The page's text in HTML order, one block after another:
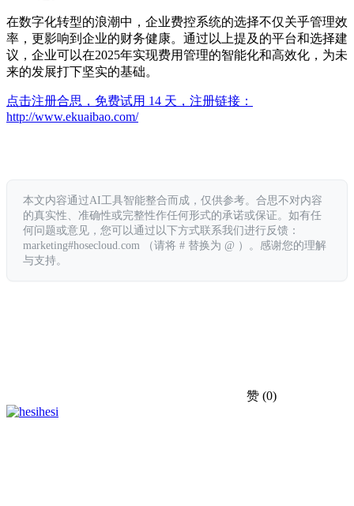
在数字化转型的浪潮中，企业费控系统的选择不仅关乎管理效
率，更影响到企业的财务健康。通过以上提及的平台和选择建
议，企业可以在2025年实现费用管理的智能化和高效化，为未
来的发展打下坚实的基础。
点击注册合思，免费试用 14 天，注册链接：
http://www.ekuaibao.com/
本文内容通过AI工具智能整合而成，仅供参考。合思不对内容
的真实性、准确性或完整性作任何形式的承诺或保证。如有任
何问题或意见，您可以通过以下方式联系我们进行反馈：
marketing#hosecloud.com （请将 # 替换为 @ ）。感谢您的理解
与支持。
赞 (0)
hesi